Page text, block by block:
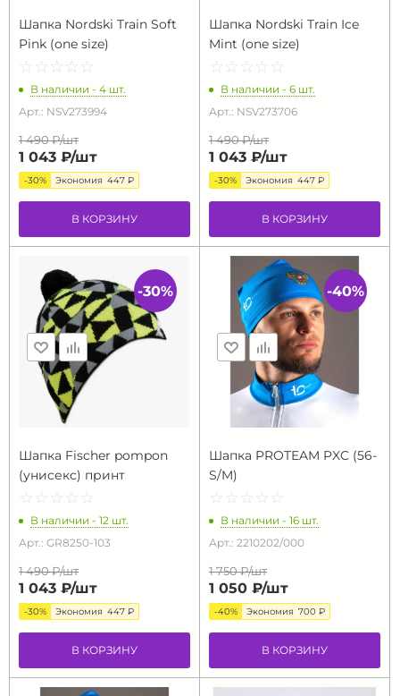
Шапка Nordski Train Soft
Pink (one size)
☆ ☆ ☆ ☆ ☆
★ ★ ★ ★ ★
В наличии - 4 шт.
Арт.: NSV273994
1 490 ₽/шт
1 043 ₽/шт
-30% Экономия 447 ₽
В КОРЗИНУ
Шапка Nordski Train Ice
Mint (one size)
☆ ☆ ☆ ☆ ☆
★ ★ ★ ★ ★
В наличии - 6 шт.
Арт.: NSV273706
1 490 ₽/шт
1 043 ₽/шт
-30% Экономия 447 ₽
В КОРЗИНУ
Шапка Fischer pompon
(унисекс) принт
☆ ☆ ☆ ☆ ☆
★ ★ ★ ★ ★
В наличии - 12 шт.
Арт.: GR8250-103
1 490 ₽/шт
1 043 ₽/шт
-30% Экономия 447 ₽
В КОРЗИНУ
-30%
Шапка PROTEAM PXC (56-
S/M)
☆ ☆ ☆ ☆ ☆
★ ★ ★ ★ ★
В наличии - 16 шт.
Арт.: 2210202/000
1 750 ₽/шт
1 050 ₽/шт
-40% Экономия 700 ₽
В КОРЗИНУ
-40%